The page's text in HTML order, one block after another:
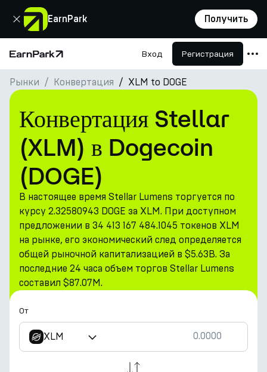
EarnPark Получить
Закрыть
Главная страница Вход Регистрация
Продукты
Рынки
Калькуляторы
Токен PARK
Ресурсы
Компания
Рынки Конвертация XLM to DOGE
Конвертация Stellar
(XLM) в Dogecoin
(DOGE)
В настоящее время Stellar Lumens торгуется по
курсу 2.32580943 DOGE за XLM. При доступном
предложении в 34 413 167 484.1045 токенов XLM
на рынке, его экономический след определяется
общей рыночной капитализацией в $5.63B. За
последние 24 часа объем торгов Stellar Lumens
составил $87.07M.
От
XLM